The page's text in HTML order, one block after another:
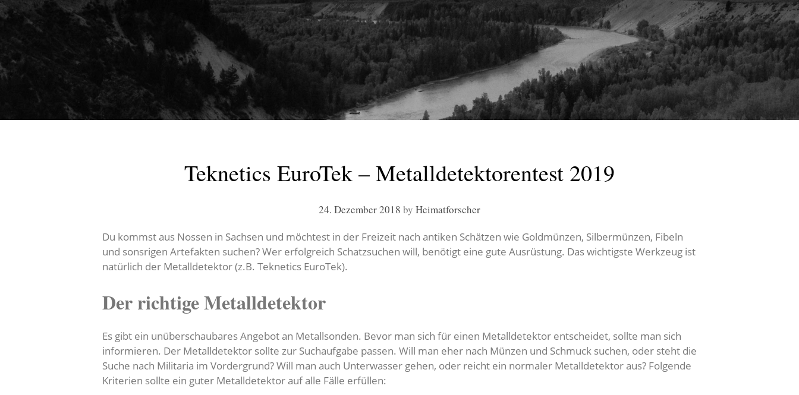
Teknetics EuroTek – Metalldetektorentest 2019
24. Dezember 2018 by Heimatforscher
Du kommst aus Nossen in Sachsen und möchtest in der Freizeit nach antiken Schätzen wie Goldmünzen, Silbermünzen, Fibeln
und sonsrigen Artefakten suchen? Wer erfolgreich Schatzsuchen will, benötigt eine gute Ausrüstung. Das wichtigste Werkzeug ist
natürlich der Metalldetektor (z.B. Teknetics EuroTek).
Der richtige Metalldetektor
Es gibt ein unüberschaubares Angebot an Metallsonden. Bevor man sich für einen Metalldetektor entscheidet, sollte man sich
informieren. Der Metalldetektor sollte zur Suchaufgabe passen. Will man eher nach Münzen und Schmuck suchen, oder steht die
Suche nach Militaria im Vordergrund? Will man auch Unterwasser gehen, oder reicht ein normaler Metalldetektor aus? Folgende
Kriterien sollte ein guter Metalldetektor auf alle Fälle erfüllen: